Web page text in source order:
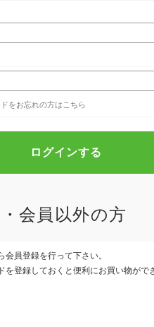
をお忘れの方はこちら
会員以外の方
員登録を行って下さい。
登録しておくと便利にお買い物がで